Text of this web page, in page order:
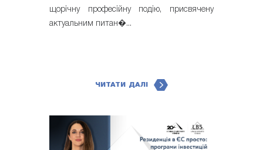
щорічну професійну подію, присвячену
актуальним питан�...
ЧИТАТИ ДАЛІ